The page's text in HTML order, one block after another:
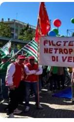
Liguria
Lombardia
Marche
Piemonte
Puglia
Sardegna
Sicilia
Toscana
Trentino
Umbria